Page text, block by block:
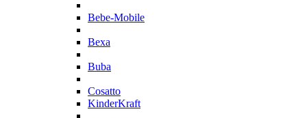
Bebe-Mobile
Bexa
Buba
Cosatto
KinderKraft